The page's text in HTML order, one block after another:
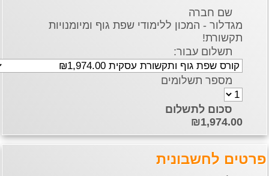
מגדלור - המכון ללימודי שפת גוף ומיומנויות
תקשורת!
מספר תשלומים
₪1,974.00
לחשבונית